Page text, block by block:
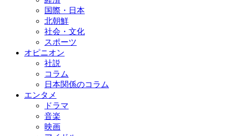
国際・日本
北朝鮮
社会・文化
スポーツ
オピニオン
社説
コラム
日本関係のコラム
エンタメ
ドラマ
音楽
映画